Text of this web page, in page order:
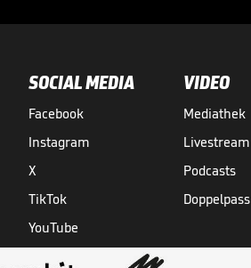
SOCIAL MEDIA
Facebook
Instagram
X
TikTok
YouTube
VIDEO
Mediathek
Livestream
Podcasts
Doppelpass